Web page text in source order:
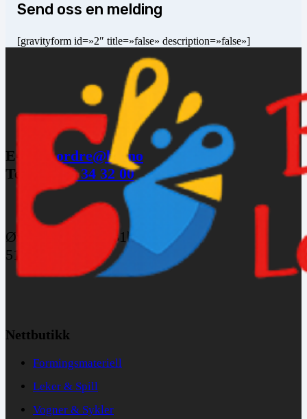
Send oss en melding
[gravityform id=»2″ title=»false» description=»false»]
E-post:ordre@blf.no
Telefon:
55 34 32 00
Øvre Fyllingsvei 81b,
5161 Laksevåg
Nettbutikk
Formingsmateriell
Leker & Spill
Vogner & Sykler